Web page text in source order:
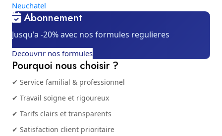
Neuchatel
Abonnement
Jusqu'a -20% avec nos formules regulieres
Decouvrir nos formules
Pourquoi nous choisir ?
✔ Service familial & professionnel
✔ Travail soigne et rigoureux
✔ Tarifs clairs et transparents
✔ Satisfaction client prioritaire